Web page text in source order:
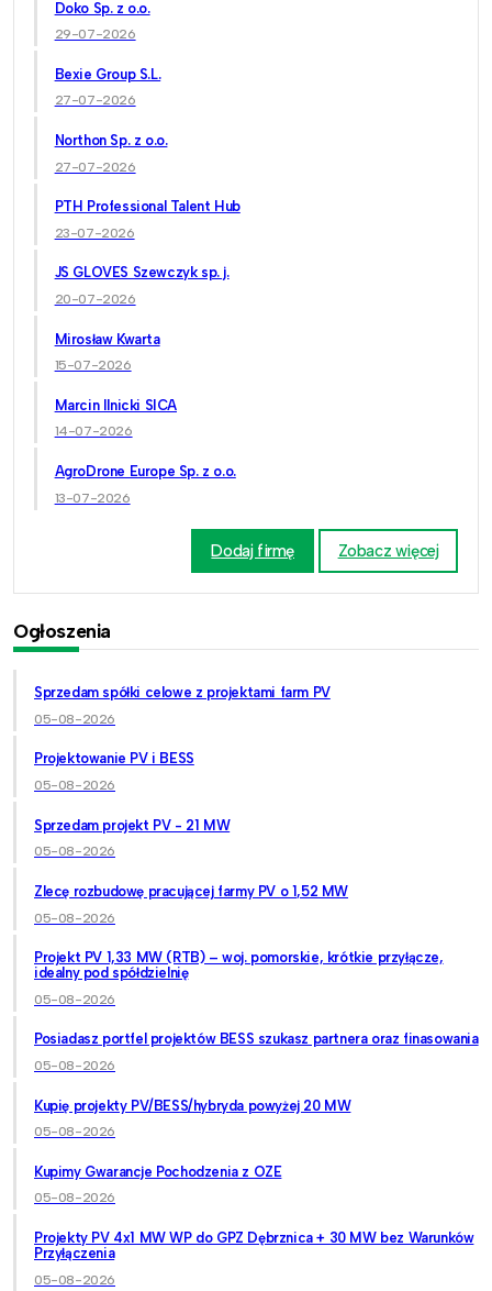
Doko Sp. z o.o.
29-07-2026
Bexie Group S.L.
27-07-2026
Northon Sp. z o.o.
27-07-2026
PTH Professional Talent Hub
23-07-2026
JS GLOVES Szewczyk sp. j.
20-07-2026
Mirosław Kwarta
15-07-2026
Marcin Ilnicki SICA
14-07-2026
AgroDrone Europe Sp. z o.o.
13-07-2026
Dodaj firmę Zobacz więcej
Ogłoszenia
Sprzedam spółki celowe z projektami farm PV
05-08-2026
Projektowanie PV i BESS
05-08-2026
Sprzedam projekt PV - 21 MW
05-08-2026
Zlecę rozbudowę pracującej farmy PV o 1,52 MW
05-08-2026
Projekt PV 1,33 MW (RTB) – woj. pomorskie, krótkie przyłącze,
idealny pod spółdzielnię
05-08-2026
Posiadasz portfel projektów BESS szukasz partnera oraz finasowania
05-08-2026
Kupię projekty PV/BESS/hybryda powyżej 20 MW
05-08-2026
Kupimy Gwarancje Pochodzenia z OZE
05-08-2026
Projekty PV 4x1 MW WP do GPZ Dębrznica + 30 MW bez Warunków
Przyłączenia
05-08-2026